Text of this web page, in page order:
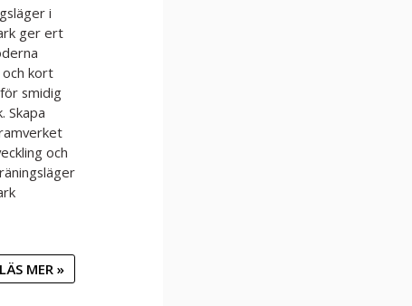
i
ger ert
kort
smidig
Skapa
och
LÄS MER »